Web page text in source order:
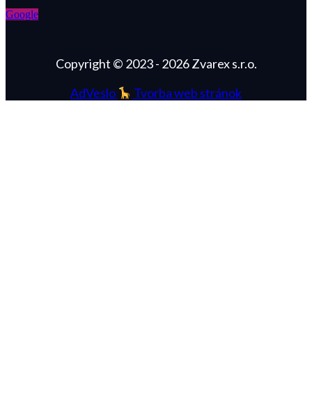
Google
Copyright © 2023 - 2026 Zvarex s.r.o.
AdVeslo
Tvorba web stránok